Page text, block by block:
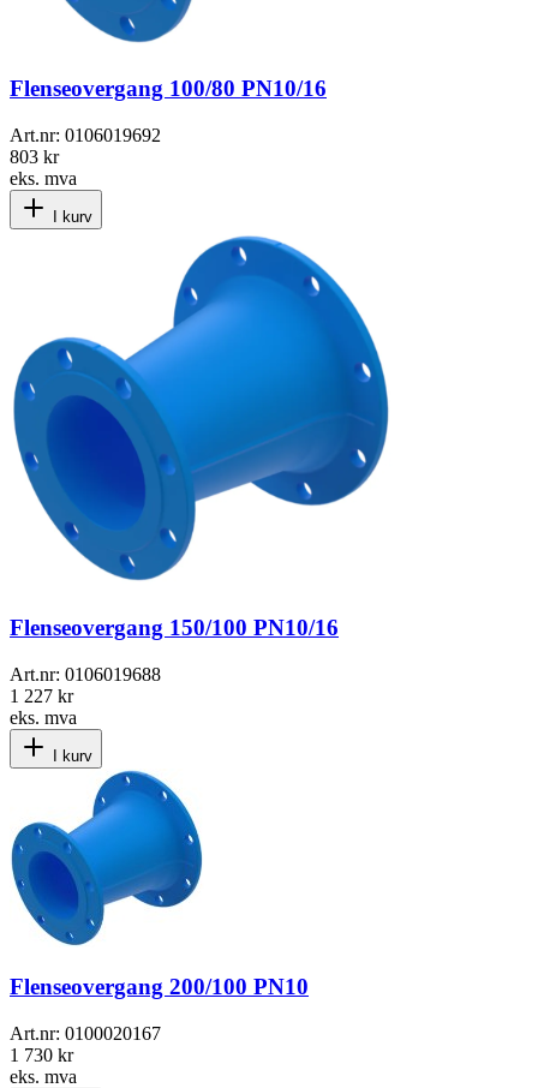
Flenseovergang 100/80 PN10/16
Art.nr: 0106019692
803 kr
eks. mva
I kurv
Flenseovergang 150/100 PN10/16
Art.nr: 0106019688
1 227 kr
eks. mva
I kurv
Flenseovergang 200/100 PN10
Art.nr: 0100020167
1 730 kr
eks. mva